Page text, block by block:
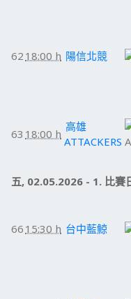
62 18:00 h 陽信北競
63 18:00 h
高雄
ATTACKERS
五, 02.05.2026 - 1. 比賽
66 15:30 h 台中藍鯨